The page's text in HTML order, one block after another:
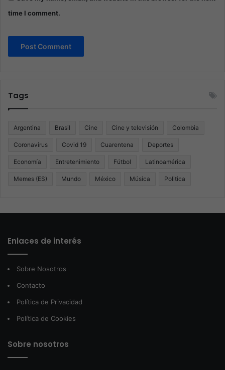
time I comment.
Tags
Argentina Brasil Cine Cine y televisión Colombia
Coronavirus Covid 19 Cuarentena Deportes
Economía Entretenimiento Fútbol Latinoamérica
Memes (ES) Mundo México Música Politica
Enlaces de interés
Sobre Nosotros
Contacto
Política de Privacidad
Política de Cookies
Sobre nosotros